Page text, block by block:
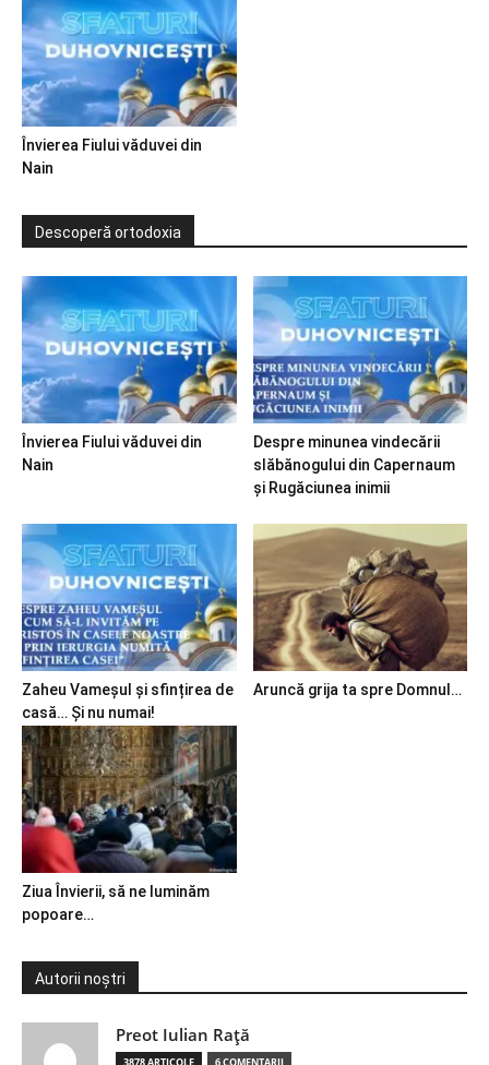
Învierea Fiului văduvei din
Nain
Descoperă ortodoxia
Învierea Fiului văduvei din
Nain
Despre minunea vindecării
slăbănogului din Capernaum
și Rugăciunea inimii
Zaheu Vameșul și sfințirea de
casă… Și nu numai!
Aruncă grija ta spre Domnul…
Ziua Învierii, să ne luminăm
popoare…
Autorii noștri
Preot Iulian Raţă